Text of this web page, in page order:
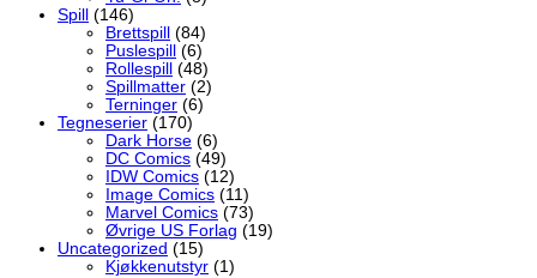
Spill
(146)
Brettspill
(84)
Puslespill
(6)
Rollespill
(48)
Spillmatter (2)
Terninger (6)
Tegneserier (170)
Dark Horse (6)
DC Comics (49)
IDW Comics (12)
Image Comics (11)
Marvel Comics (73)
Øvrige US Forlag (19)
Uncategorized (15)
Kjøkkenutstyr (1)